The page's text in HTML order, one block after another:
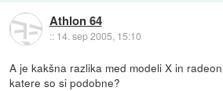
Athlon 64
:: 14. sep 2005, 15:10
A je kakšna razlika med modeli X in
katere so si podobne?